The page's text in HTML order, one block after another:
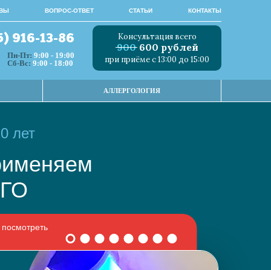
ВОПРОС-ОТВЕТ СТАТЬИ КОНТАКТЫ
916-13-86
Пн-Пт: 9:00 - 19:00
Сб-Вс: 9:00 - 18:00
Консультация всего
900 600 рублей
при приёме с 13:00 до 15:00
АЛЛЕРГОЛОГИЯ
лет